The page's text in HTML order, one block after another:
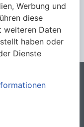
Werbung und
diese
weiteren Daten
haben oder
Dienste